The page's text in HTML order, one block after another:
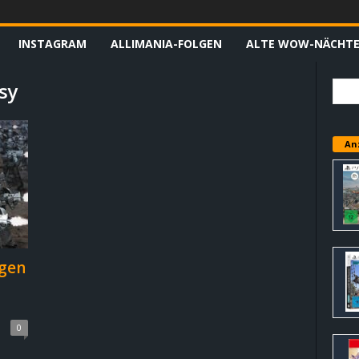
INSTAGRAM ALLIMANIA-FOLGEN ALTE WOW-NÄCHTE
0